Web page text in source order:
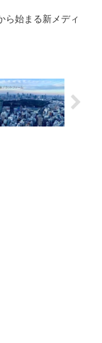
ら始まる新メディ